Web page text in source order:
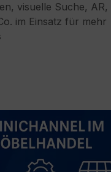
visuelle Suche, AR,
im Einsatz für mehr